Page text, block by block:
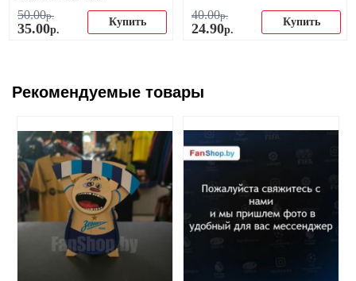
50.00р.
35.00р.
Купить
40.00р.
24.90р.
Купить
Рекомендуемые товары